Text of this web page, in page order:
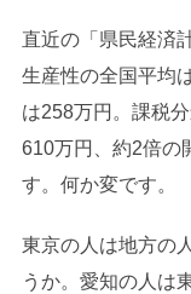
直近の「県民経済
生産性の全国平均
は258万円。課税
610万円、約2倍の
す。何か変です。
東京の人は地方の
うか。愛知の人は